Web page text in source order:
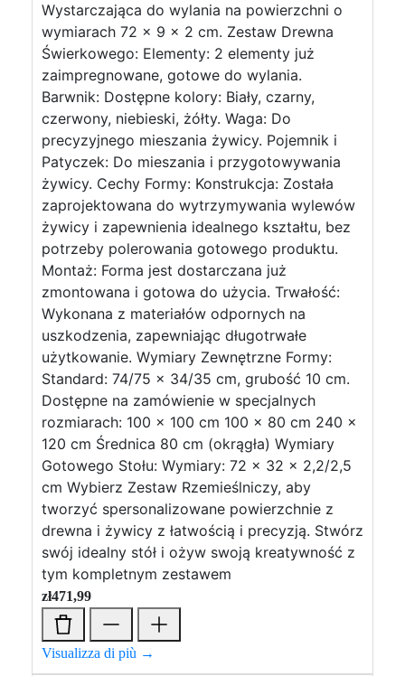
Wystarczająca do wylania na powierzchni o
wymiarach 72 x 9 x 2 cm. Zestaw Drewna
Świerkowego: Elementy: 2 elementy już
zaimpregnowane, gotowe do wylania.
Barwnik: Dostępne kolory: Biały, czarny,
czerwony, niebieski, żółty. Waga: Do
precyzyjnego mieszania żywicy. Pojemnik i
Patyczek: Do mieszania i przygotowywania
żywicy. Cechy Formy: Konstrukcja: Została
zaprojektowana do wytrzymywania wylewów
żywicy i zapewnienia idealnego kształtu, bez
potrzeby polerowania gotowego produktu.
Montaż: Forma jest dostarczana już
zmontowana i gotowa do użycia. Trwałość:
Wykonana z materiałów odpornych na
uszkodzenia, zapewniając długotrwałe
użytkowanie. Wymiary Zewnętrzne Formy:
Standard: 74/75 x 34/35 cm, grubość 10 cm.
Dostępne na zamówienie w specjalnych
rozmiarach: 100 x 100 cm 100 x 80 cm 240 x
120 cm Średnica 80 cm (okrągła) Wymiary
Gotowego Stołu: Wymiary: 72 x 32 x 2,2/2,5
cm Wybierz Zestaw Rzemieślniczy, aby
tworzyć spersonalizowane powierzchnie z
drewna i żywicy z łatwością i precyzją. Stwórz
swój idealny stół i ożyw swoją kreatywność z
tym kompletnym zestawem
zł471,99
Visualizza di più →